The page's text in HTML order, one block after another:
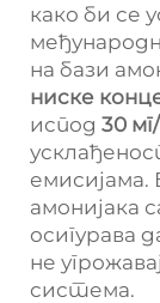
како би се
на бази
ниске
испод 30
емисијама.
амонијака
осигурава
не
система.